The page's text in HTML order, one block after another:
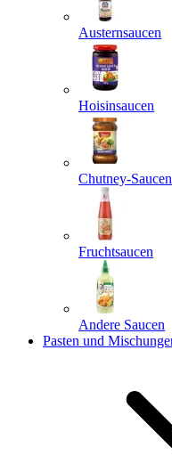
Austernsaucen
Hoisinsaucen
Chutney-Saucen
Fruchtsaucen
Andere Saucen
Pasten und